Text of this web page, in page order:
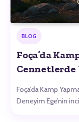
BLOG
Foça’da
Cennetlerde
Foça’da Kamp
Deneyim Ege’nin